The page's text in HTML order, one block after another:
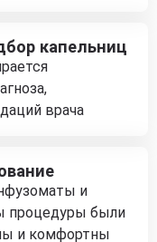
капельниц
врача
и
процедуры были
и комфортны